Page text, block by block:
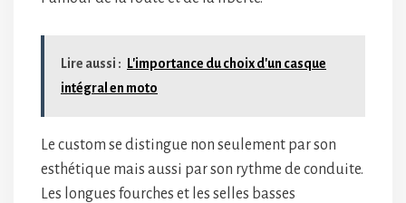
Lire aussi :
L'importance du choix d'un casque
intégral en moto
Le custom se distingue non seulement par son
esthétique mais aussi par son rythme de conduite.
Les longues fourches et les selles basses